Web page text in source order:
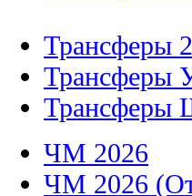
Трансферы
Трансферы
Трансферы
ЧМ 2026
ЧМ 2026